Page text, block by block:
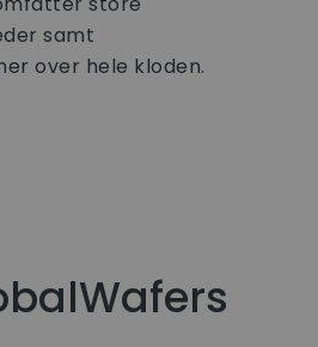
samt
over hele kloden.